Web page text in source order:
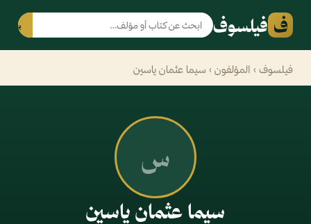
ف فيلسوف بحث
فيلسوف › المؤلفون › سيما عثمان ياسين
س
سيما عثمان ياسين